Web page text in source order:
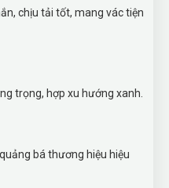
chịu tải tốt, mang vác tiện
trọng, hợp xu hướng xanh.
bá thương hiệu hiệu